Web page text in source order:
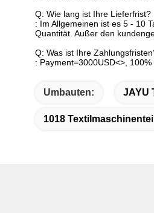
Q: Wie lang ist Ihre Lieferfrist?
: Im Allgemeinen ist es 5 - 10
Quantität. Außer den
Q: Was ist Ihre
: Payment=3000USD<>,
Umbauten: JAYU
1018